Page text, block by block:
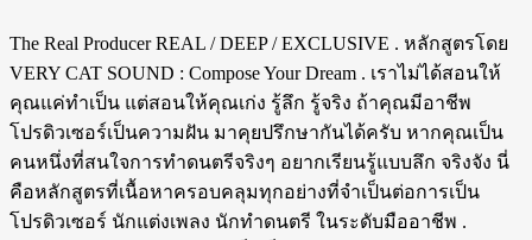
The Real Producer REAL / DEEP / EXCLUSIVE . หลักสูตรโดย
VERY CAT SOUND : Compose Your Dream . เราไม่ได้สอนให้
คุณแค่ทำเป็น แต่สอนให้คุณเก่ง รู้ลึก รู้จริง ถ้าคุณมีอาชีพ
โปรดิวเซอร์เป็นความฝัน มาคุยปรึกษากันได้ครับ หากคุณเป็น
คนหนึ่งที่สนใจการทำดนตรีจริงๆ อยากเรียนรู้แบบลึก จริงจัง นี่
คือหลักสูตรที่เนื้อหาครอบคลุมทุกอย่างที่จำเป็นต่อการเป็น
โปรดิวเซอร์ นักแต่งเพลง นักทำดนตรี ในระดับมืออาชีพ .